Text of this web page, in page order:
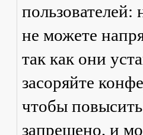
не можете
так как они
засоряйте
чтобы
запрещено, и